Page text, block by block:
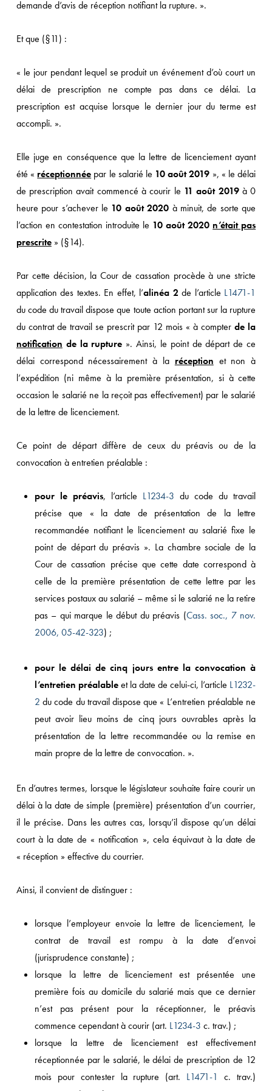
demande d’avis de réception notifiant la rupture. ».
Et que (§11) :
« le jour pendant lequel se produit un événement d’où court un
délai de prescription ne compte pas dans ce délai. La
prescription est acquise lorsque le dernier jour du terme est
accompli. ».
Elle juge en conséquence que la lettre de licenciement ayant
été « réceptionnée par le salarié le 10 août 2019 », « le délai
de prescription avait commencé à courir le 11 août 2019à 0
heure pour s’achever le 10 août 2020 à minuit, de sorte que
l’action en contestation introduite le 10 août 2020 n’était pas
prescrite» (§14).
Par cette décision, la Cour de cassation procède à une stricte
application des textes. En effet, l’alinéa 2de l’article L1471-1
du code du travail dispose que toute action portant sur la rupture
du contrat de travail se prescrit par 12 mois « à compterde la
notification de la rupture ». Ainsi, le point de départ de ce
délai correspond nécessairement à la réception et non à
l’expédition (ni même à la première présentation, si à cette
occasion le salarié ne la reçoit pas effectivement) par le salarié
de la lettre de licenciement.
Ce point de départ diffère de ceux du préavis ou de la
convocation à entretien préalable :
pour le préavis, l’article L1234-3 du code du travail
précise que « la date de présentation de la lettre
recommandée notifiant le licenciement au salarié fixe le
point de départ du préavis ». La chambre sociale de la
Cour de cassation précise que cette date correspond à
celle de la première présentation de cette lettre par les
services postaux au salarié – même si le salarié ne la retire
pas – qui marque le début du préavis (Cass. soc., 7 nov.
2006, 05-42-323) ;
pour le délai de cinq jours entre la convocation à
l’entretien préalableet la date de celui-ci, l’article L1232-
2 du code du travail dispose que « L’entretien préalable ne
peut avoir lieu moins de cinq jours ouvrables après la
présentation de la lettre recommandée ou la remise en
main propre de la lettre de convocation. ».
En d’autres termes, lorsque le législateur souhaite faire courir un
délai à la date de simple (première) présentation d’un courrier,
il le précise. Dans les autres cas, lorsqu’il dispose qu’un délai
court à la date de « notification », cela équivaut à la date de
« réception » effective du courrier.
Ainsi, il convient de distinguer :
lorsque l’employeur envoie la lettre de licenciement, le
contrat de travail est rompu à la date d’envoi
(jurisprudence constante) ;
lorsque la lettre de licenciement est présentée une
première fois au domicile du salarié mais que ce dernier
n’est pas présent pour la réceptionner, le préavis
commence cependant à courir (art. L1234-3 c. trav.) ;
lorsque la lettre de licenciement est effectivement
réceptionnée par le salarié, le délai de prescription de 12
mois pour contester la rupture (art. L1471-1
c. trav.)